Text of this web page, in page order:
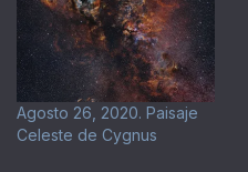
Agosto 26, 2020. Paisaje
Celeste de Cygnus